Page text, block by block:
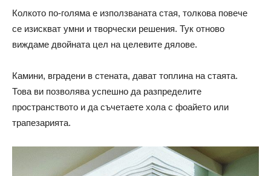
Колкото по-голяма е използваната стая, толкова повече
се изискват умни и творчески решения. Тук отново
виждаме двойната цел на целевите дялове.
Камини, вградени в стената, дават топлина на стаята.
Това ви позволява успешно да разпределите
пространството и да съчетаете хола с фоайето или
трапезарията.